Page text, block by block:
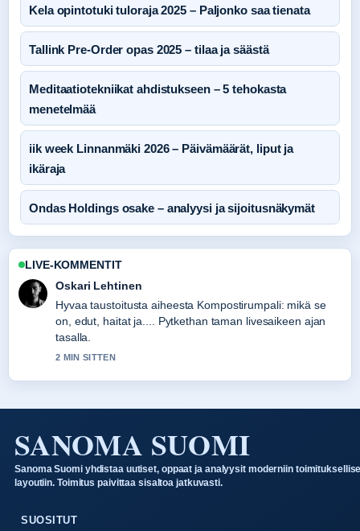
Kela opintotuki tuloraja 2025 – Paljonko saa tienata
Tallink Pre-Order opas 2025 – tilaa ja säästä
Meditaatiotekniikat ahdistukseen – 5 tehokasta
menetelmää
iik week Linnanmäki 2026 – Päivämäärät, liput ja
ikäraja
Ondas Holdings osake – analyysi ja sijoitusnäkymät
LIVE-KOMMENTIT
Sanni Heikkinen
Raportointi Antti Herlinin testamentti – salaisuus, perintö,
sijoitusalusta-aiheesta tuntuu luotettavalta ja
helppolukuiselta.
4 MIN SITTEN
SANOMA SUOMI
Sanoma Suomi yhdistaa uutiset, oppaat ja analyysit moderniin
layoutiin. Toimitus paivittaa sisaltoa jatkuvasti.
SUOSITUT